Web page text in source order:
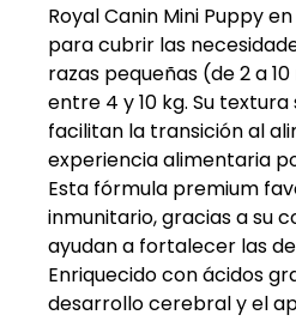
Royal Canin Mini Puppy
para cubrir las
razas pequeñas (de 2 a
entre 4 y 10 kg. Su
facilitan la transición al
experiencia alimentaria
Esta fórmula premium
inmunitario, gracias a su
ayudan a fortalecer las
Enriquecido con ácidos
desarrollo cerebral y el